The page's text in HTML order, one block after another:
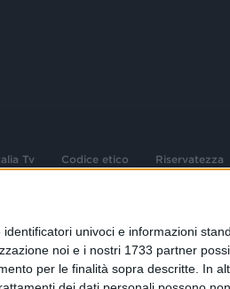
univoci e informazioni
noi e i nostri 1733 partner
per le finalità sopra descritte. In
Tv Codice etico Riservatezza
49, 20093 Cologno Monzese (Mi) |Tel. +39
Milano